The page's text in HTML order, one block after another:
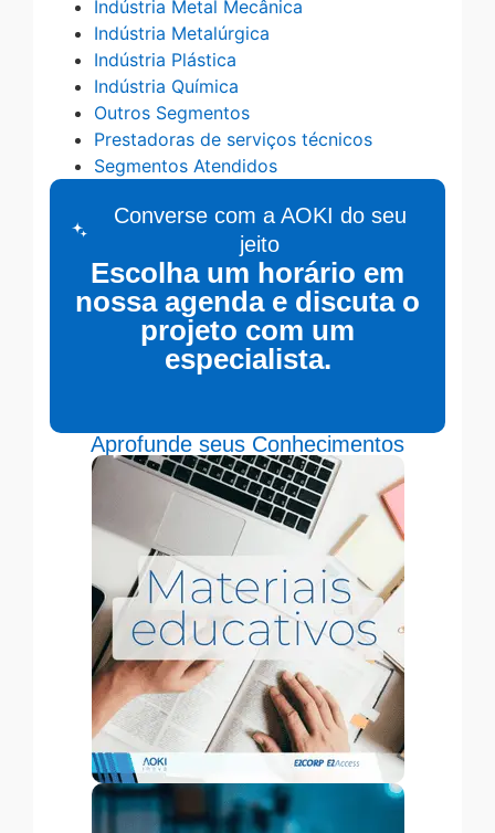
Indústria Metal Mecânica
Indústria Metalúrgica
Indústria Plástica
Indústria Química
Outros Segmentos
Prestadoras de serviços técnicos
Segmentos Atendidos
Converse com a AOKI do seu
jeito
Escolha um horário em
nossa agenda e discuta o
projeto com um
especialista.
Aprofunde seus Conhecimentos